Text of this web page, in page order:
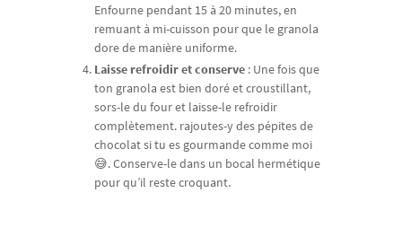
Enfourne pendant 15 à 20 minutes, en
remuant à mi-cuisson pour que le granola
dore de manière uniforme.
Laisse refroidir et conserve : Une fois que
ton granola est bien doré et croustillant,
sors-le du four et laisse-le refroidir
complètement. rajoutes-y des pépites de
chocolat si tu es gourmande comme moi
😅. Conserve-le dans un bocal hermétique
pour qu’il reste croquant.